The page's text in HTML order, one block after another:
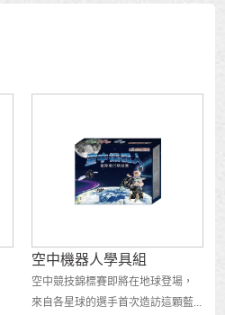
空中機器人學具組
空中競技錦標賽即將在地球登場，
來自各星球的選手首次造訪這顆藍...